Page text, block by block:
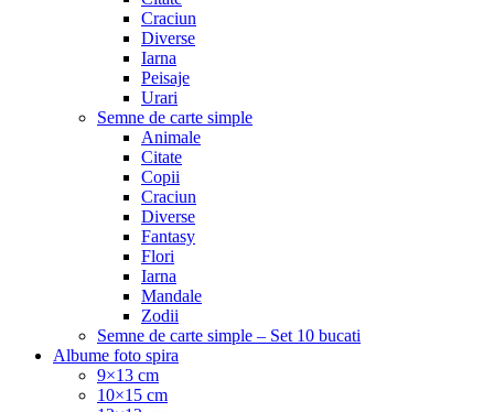
Craciun
Diverse
Iarna
Peisaje
Urari
Semne de carte simple
Animale
Citate
Copii
Craciun
Diverse
Fantasy
Flori
Iarna
Mandale
Zodii
Semne de carte simple – Set 10 bucati
Albume foto spira
9×13 cm
10×15 cm